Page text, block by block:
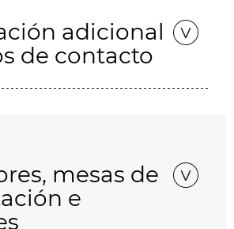
adicional
de contacto
mesas de
e